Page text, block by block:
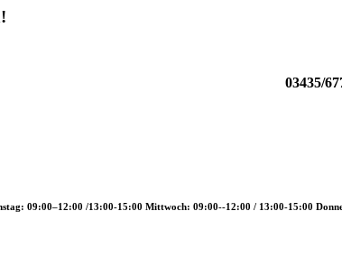
03435/
09:00–12:00 /13:00-15:00 Mittwoch: 09:00--12:00 / 13:00-15:00